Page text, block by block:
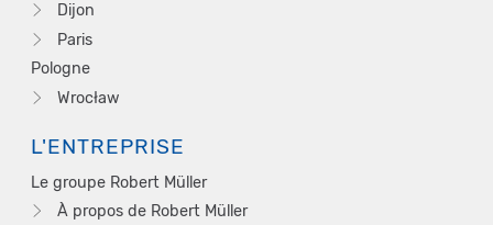
Dijon
Paris
Pologne
Wrocław
L'ENTREPRISE
Le groupe Robert Müller
À propos de Robert Müller